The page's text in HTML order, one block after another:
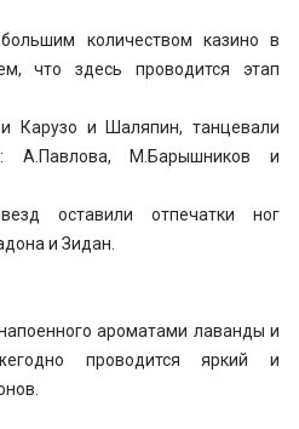
количеством казино в
что здесь проводится этап
Карузо и Шаляпин, танцевали
А.Павлова, М.Барышников и
оставили отпечатки ног
и Зидан.
ароматами лаванды и
проводится яркий и